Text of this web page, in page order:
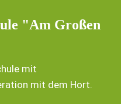
"Am Großen
mit
mit dem Hort.